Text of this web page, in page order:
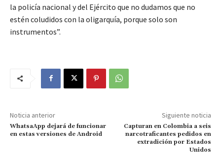
la policía nacional y del Ejército que no dudamos que no
estén coludidos con la oligarquía, porque solo son
instrumentos”.
Noticia anterior
WhatsaApp dejará de funcionar
en estas versiones de Android
Siguiente noticia
Capturan en Colombia a seis
narcotraficantes pedidos en
extradición por Estados
Unidos